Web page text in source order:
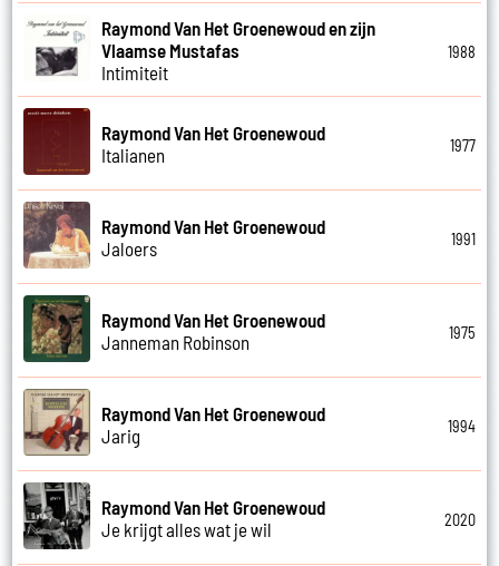
Raymond Van Het Groenewoud en zijn
Vlaamse Mustafas
Intimiteit
1988
Raymond Van Het Groenewoud
Italianen
1977
Raymond Van Het Groenewoud
Jaloers
1991
Raymond Van Het Groenewoud
Janneman Robinson
1975
Raymond Van Het Groenewoud
Jarig
1994
Raymond Van Het Groenewoud
Je krijgt alles wat je wil
2020